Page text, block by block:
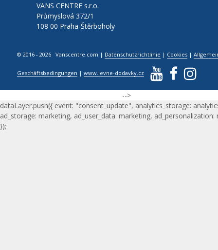
VANS CENTRE s.r.o.
Průmyslová 372/1
108 00 Praha-Štěrboholy
© 2016 - 2026 Vanscentre.com | Datenschutzrichtlinie | Cookies |
Geschäftsbedingungen |www.levne-dodavky.cz
-->
dataLayer.push({ event: "consent_update", analytics_storage:
ad_storage: marketing, ad_user_data: marketing, ad_personalization:
});